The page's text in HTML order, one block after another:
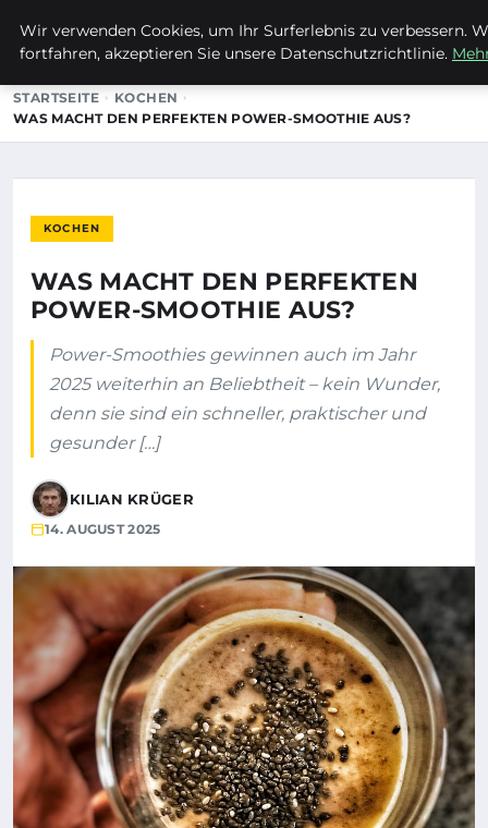
MTUCLUB
STARTSEITE
KOCHEN
WAS MACHT DEN PERFEKTEN POWER-SMOOTHIE AUS?
KOCHEN
WAS MACHT DEN PERFEKTEN
POWER-SMOOTHIE AUS?
Power-Smoothies gewinnen auch im Jahr
2025 weiterhin an Beliebtheit – kein Wunder,
denn sie sind ein schneller, praktischer und
gesunder […]
KILIAN KRÜGER
14. AUGUST 2025
Wir verwenden Cookies, um Ihr Surferlebnis zu verbessern.
fortfahren, akzeptieren Sie unsere Datenschutzrichtlinie.